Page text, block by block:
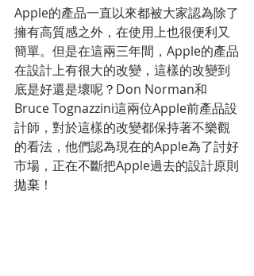
Apple的產品一直以來都被大家認為除了
擁有高質感之外，在使用上也很便利又
簡單。但是在這兩三年間，Apple的產品
在設計上有很大的改變，這樣的改變到
底是好還是壞呢？Don Norman和
Bruce Tognazzini這兩位Apple前產品設
計師，對於這樣的改變都保持著不樂觀
的看法，他們認為現在的Apple為了討好
市場，正在不斷把Apple過去的設計原則
拋棄！